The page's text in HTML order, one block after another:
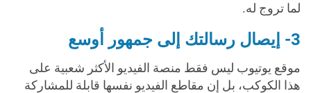
لما تروج له.
3- إيصال رسالتك إلى جمهور أوسع
موقع يوتيوب ليس فقط منصة الفيديو الأكثر شعبية على
هذا الكوكب، بل إن مقاطع الفيديو نفسها قابلة للمشاركة